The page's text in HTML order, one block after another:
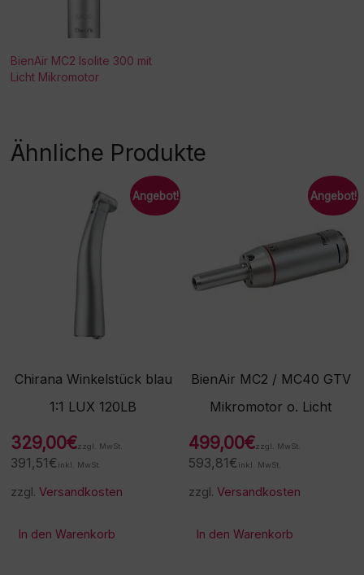
BienAir MC2 Isolite 300 mit
Licht Mikromotor
Ähnliche Produkte
Angebot!
Chirana Winkelstück blau
1:1 LUX 120LB
329,00€zzgl. MwSt.
391,51€ inkl. MwSt.
zzgl.Versandkosten
In den Warenkorb
Angebot!
BienAir MC2 / MC40 GTV
Mikromotor o. Licht
499,00€zzgl. MwSt.
593,81€ inkl. MwSt.
zzgl.Versandkosten
In den Warenkorb